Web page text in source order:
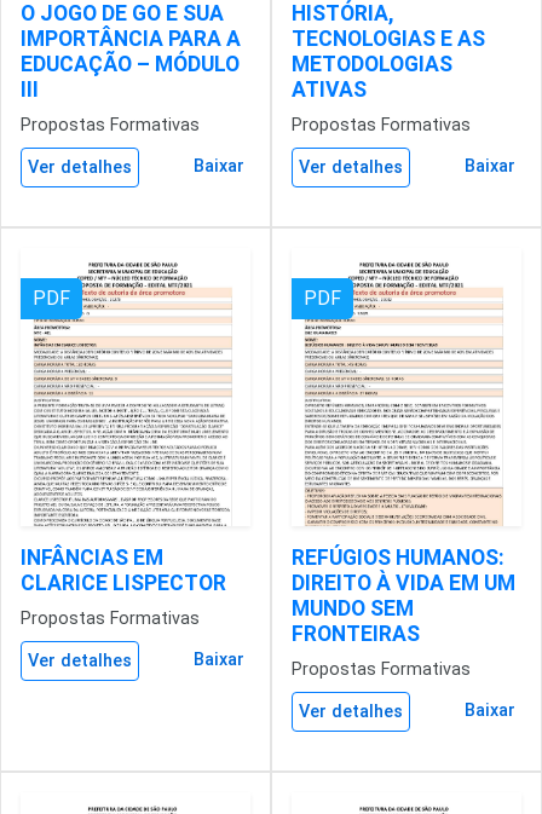
O JOGO DE GO E SUA
IMPORTÂNCIA PARA A
EDUCAÇÃO – MÓDULO
Propostas Formativas
Ver detalhes Baixar
HISTÓRIA,
TECNOLOGIAS E AS
METODOLOGIAS
ATIVAS
Propostas Formativas
Ver detalhes Baixar
PDF
INFÂNCIAS EM
CLARICE LISPECTOR
Propostas Formativas
Ver detalhes Baixar
PDF
REFÚGIOS HUMANOS:
DIREITO À VIDA EM UM
MUNDO SEM
FRONTEIRAS
Propostas Formativas
Ver detalhes Baixar